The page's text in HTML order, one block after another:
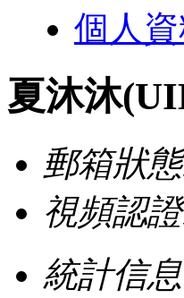
個人
夏沐沐
郵箱狀態
視頻認證
統計信息